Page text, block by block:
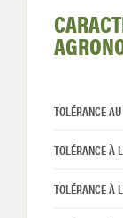
TOLÉRANCE
TOLÉRANCE À
TOLÉRANCE À